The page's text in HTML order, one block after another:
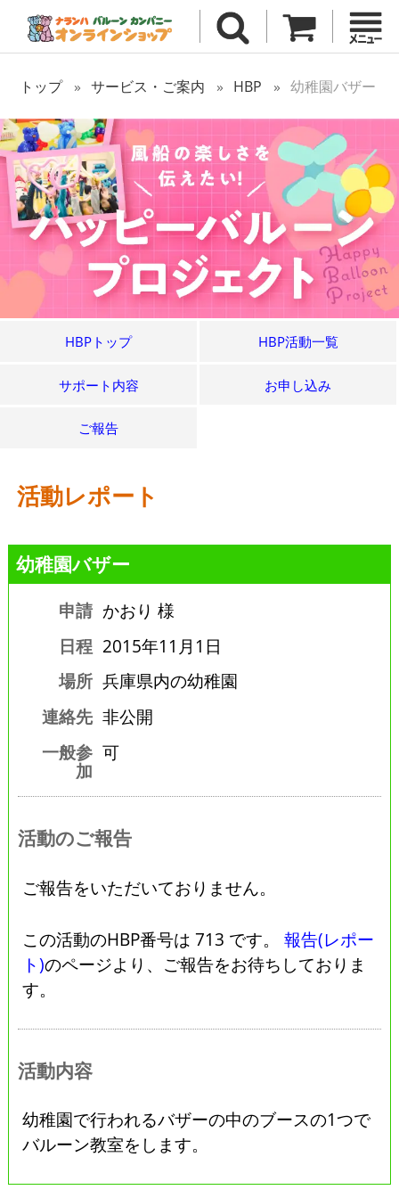
トップ サービス・ご案内 HBP 幼稚園バザー
HBPトップ HBP活動一覧
サポート内容 お申し込み
ご報告
活動レポート
幼稚園バザー
申請 かおり 様
日程 2015年11月1日
場所 兵庫県内の幼稚園
連絡先 非公開
一般参
加
可
活動のご報告
ご報告をいただいておりません。
この活動のHBP番号は 713 です。報告(レポー
ト)のページより、ご報告をお待ちしておりま
す。
活動内容
幼稚園で行われるバザーの中のブースの1つで
バルーン教室をします。